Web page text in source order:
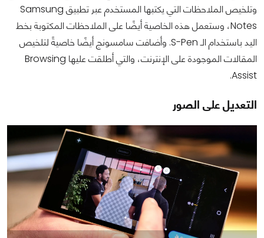
وتلخيص الملاحظات التي يكتبها المستخدم عبر تطبيق Samsung
Notes، وستعمل هذه الخاصية أيضًا على الملاحظات المكتوبة بخط
اليد باستخدام الـ S-Pen. وأضافت سامسونج أيضًا خاصيةً لتلخيص
المقالات الموجودة على الإنترنت، والتي أطلقت عليها Browsing
Assist.
التعديل على الصور